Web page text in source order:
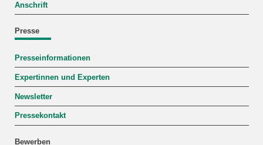
Anschrift
Presse
Presseinformationen
Expertinnen und Experten
Newsletter
Pressekontakt
Bewerben